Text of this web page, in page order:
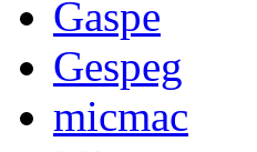
Gaspe
Gespeg
micmac